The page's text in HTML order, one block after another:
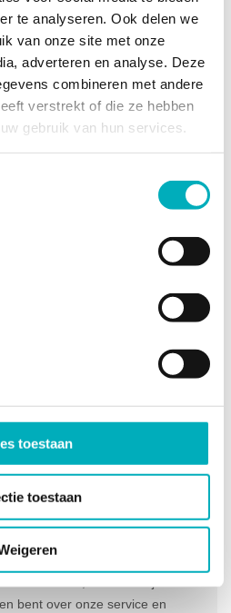
te analyseren. Ook delen we
van onze site met onze
adverteren en analyse. Deze
combineren met andere
verstrekt of die ze hebben
gebruik van hun services.
toestaan
toestaan
en niks is fijner dan
Dank voor de goede
Beste Ebru, Dank voor je
met je gezin. Hartelijke groet,
bevalbad gezeten. Helaas is
geboren omdat ik er niet meer in
van de pijn af en geeft
Beste Gerrie, Dank voor je
bad je zoveel verlichting gaf!
Gaat om eenzelfde bad dat er
wordt. Dit zodat ik de
beschikbaar was.
bent over onze service en